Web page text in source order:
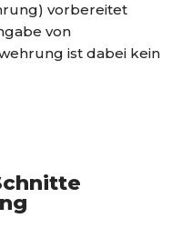
vorbereitet
von
ist dabei kein